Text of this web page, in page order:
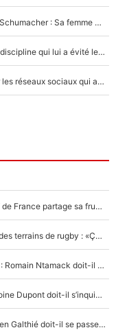
Nouvelle rumeur autour de la santé de Michael Schumacher : Sa femme Corinna sort du silence
F1 - Lewis Hamilton victime de harcèlement, la discipline qui lui a évité le pire : «J'aurais probablement mal tourné»
Lewis Hamilton : Le talent inattendu dévoilé sur les réseaux sociaux qui a impressionné Kim Kardashian pendant leurs vacances en amoureux !
Mis de côté par Fabien Galthié, un joueur du XV de France partage sa frustration : «ils ne me l’ont pas dit tout de suite»
La raison d'être de Matthieu Jalibert en dehors des terrains de rugby : «Ça m'atteint autant que si tu touches à un membre de ma famille»
XV de France - Matthieu Jalibert a tout changé : Romain Ntamack doit-il s’inquiéter pour sa place à un an de la Coupe du monde ?
«Le XV de France est meilleur avec Lucu» : Antoine Dupont doit-il s’inquiéter pour sa place ?
Le XV de France a trouvé son remplaçant : Fabien Galthié doit-il se passer d'Antoine Dupont ?